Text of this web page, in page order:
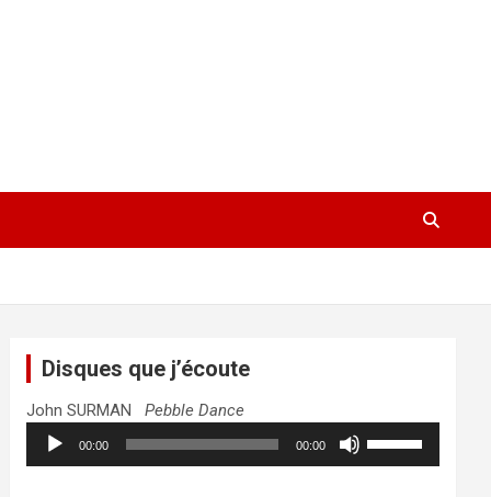
Disques que j’écoute
John SURMANPebble Dance
Lecteur
audio
00:00 00:00